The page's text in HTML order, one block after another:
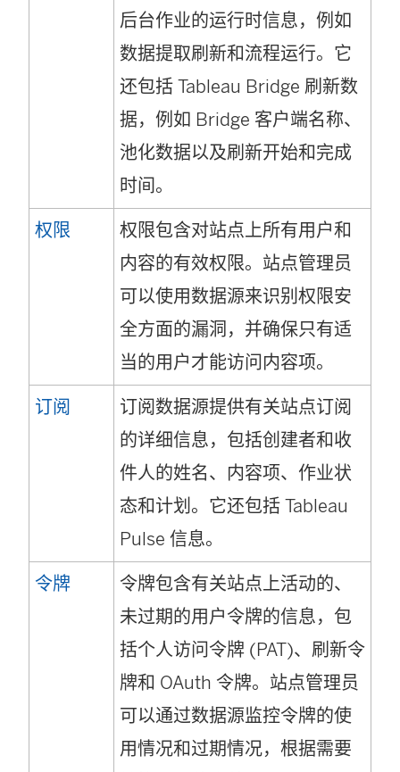
后台作业的运行时信息，例如
数据提取刷新和流程运行。它
还包括 Tableau Bridge 刷新数
据，例如 Bridge 客户端名称、
池化数据以及刷新开始和完成
时间。
权限
权限包含对站点上所有用户和
内容的有效权限。站点管理员
可以使用数据源来识别权限安
全方面的漏洞，并确保只有适
当的用户才能访问内容项。
订阅
订阅数据源提供有关站点订阅
的详细信息，包括创建者和收
件人的姓名、内容项、作业状
态和计划。它还包括 Tableau
Pulse 信息。
令牌
令牌包含有关站点上活动的、
未过期的用户令牌的信息，包
括个人访问令牌 (PAT)、刷新令
牌和 OAuth 令牌。站点管理员
可以通过数据源监控令牌的使
用情况和过期情况，根据需要